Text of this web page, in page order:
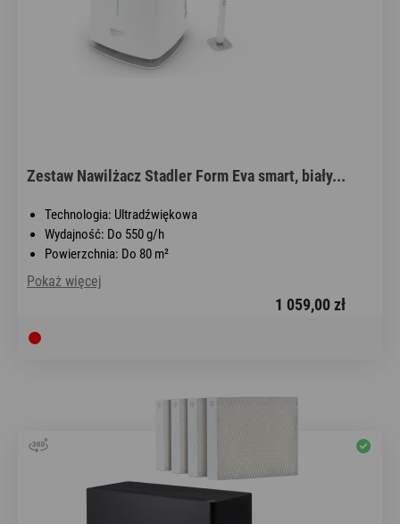
Zestaw Nawilżacz Stadler Form Eva smart, biały...
Technologia: Ultradźwiękowa
Wydajność: Do 550 g/h
Powierzchnia: Do 80 m²
Pokaż więcej
1 059,00 zł